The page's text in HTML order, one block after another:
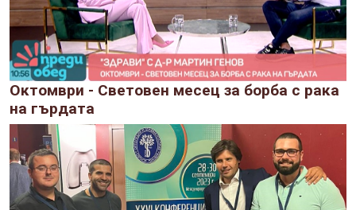
Октомври - Световен месец за борба с рака
на гърдата